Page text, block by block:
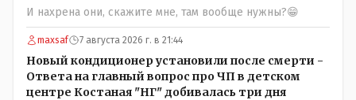
И нахрена они, скажите мне, там вообще нужны?😁
maxsaf 7 августа 2026 г. в 21:44
Новый кондиционер установили после смерти -
Ответа на главный вопрос про ЧП в детском
центре Костаная "НГ" добивалась три дня